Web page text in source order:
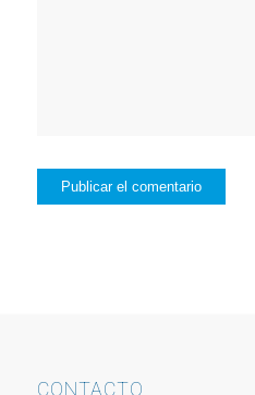
CONTACTO